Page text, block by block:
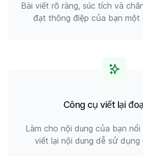
Bài viết rõ ràng, súc tích và
đạt thông điệp của bạn một
Công cụ viết lại
Làm cho nội dung của bạn
viết lại nội dung dễ sử dụng